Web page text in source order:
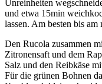
Unreinheiten
und etwa 15min
lassen. Am besten bis
Den Rucola zusammen
Zitronensaft und dem
Salz und den Reibkäse
Für die grünen Bohnen